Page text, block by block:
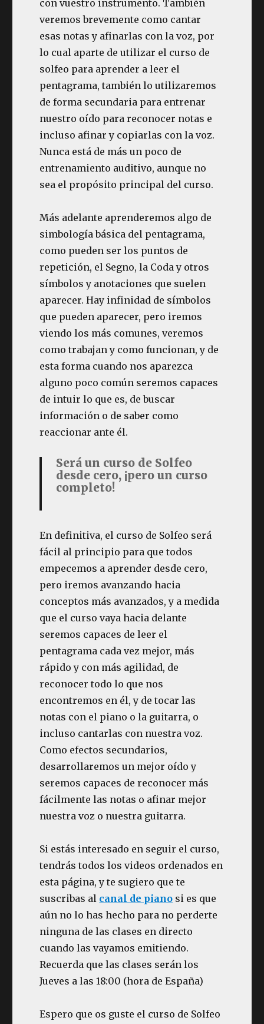
con vuestro instrumento. También
veremos brevemente como cantar
esas notas y afinarlas con la voz, por
lo cual aparte de utilizar el curso de
solfeo para aprender a leer el
pentagrama, también lo utilizaremos
de forma secundaria para entrenar
nuestro oído para reconocer notas e
incluso afinar y copiarlas con la voz.
Nunca está de más un poco de
entrenamiento auditivo, aunque no
sea el propósito principal del curso.
Más adelante aprenderemos algo de
simbología básica del pentagrama,
como pueden ser los puntos de
repetición, el Segno, la Coda y otros
símbolos y anotaciones que suelen
aparecer. Hay infinidad de símbolos
que pueden aparecer, pero iremos
viendo los más comunes, veremos
como trabajan y como funcionan, y de
esta forma cuando nos aparezca
alguno poco común seremos capaces
de intuir lo que es, de buscar
información o de saber como
reaccionar ante él.
Será un curso de Solfeo
desde cero, ¡pero un curso
completo!
En definitiva, el curso de Solfeo será
fácil al principio para que todos
empecemos a aprender desde cero,
pero iremos avanzando hacia
conceptos más avanzados, y a medida
que el curso vaya hacia delante
seremos capaces de leer el
pentagrama cada vez mejor, más
rápido y con más agilidad, de
reconocer todo lo que nos
encontremos en él, y de tocar las
notas con el piano o la guitarra, o
incluso cantarlas con nuestra voz.
Como efectos secundarios,
desarrollaremos un mejor oído y
seremos capaces de reconocer más
fácilmente las notas o afinar mejor
nuestra voz o nuestra guitarra.
Si estás interesado en seguir el curso,
tendrás todos los videos ordenados en
esta página, y te sugiero que te
suscribas al canal de piano si es que
aún no lo has hecho para no perderte
ninguna de las clases en directo
cuando las vayamos emitiendo.
Recuerda que las clases serán los
Jueves a las 18:00 (hora de España)
Espero que os guste el curso de Solfeo